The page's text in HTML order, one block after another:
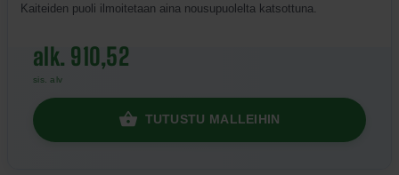
Kaiteiden puoli ilmoitetaan aina nousupuolelta katsottuna.
alk. 910,52
sis. alv
TUTUSTU MALLEIHIN